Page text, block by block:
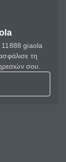
11888 giaola
τη
σου.